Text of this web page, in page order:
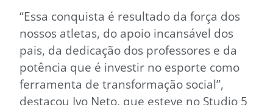
“Essa conquista é resultado da força dos
nossos atletas, do apoio incansável dos
pais, da dedicação dos professores e da
potência que é investir no esporte como
ferramenta de transformação social”,
destacou Ivo Neto, que esteve no Studio 5